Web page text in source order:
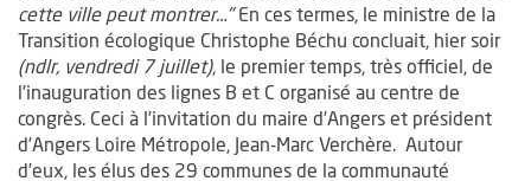
cette ville peut montrer…"En ces termes, le ministre de la
Transition écologique Christophe Béchu concluait, hier soir
(ndlr, vendredi 7 juillet), le premier temps, très officiel, de
l’inauguration des lignes B et C organisé au centre de
congrès. Ceci à l’invitation du maire d’Angers et président
d’Angers Loire Métropole, Jean-Marc Verchère. Autour
d’eux, les élus des 29 communes de la communauté